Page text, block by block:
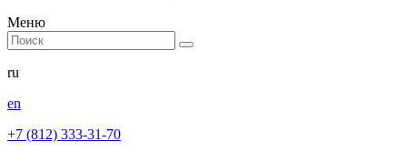
Меню
ru
en
+7 (812) 333-31-70